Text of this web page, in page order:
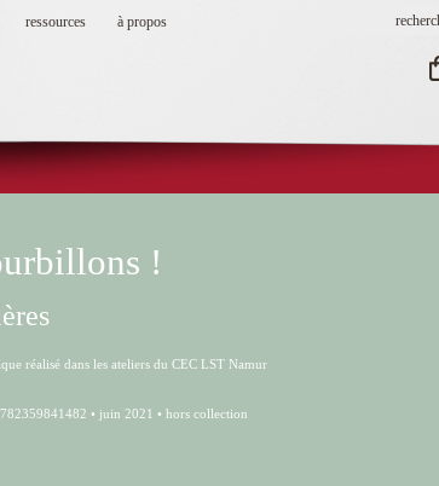
ressources à propos
!
réalisé dans les ateliers du CEC LST Namur
• juin 2021 • hors collection